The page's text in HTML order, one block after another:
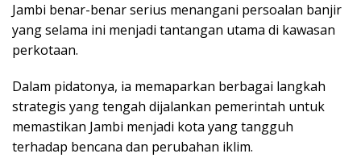
Jambi benar-benar serius menangani persoalan banjir
yang selama ini menjadi tantangan utama di kawasan
perkotaan.
Dalam pidatonya, ia memaparkan berbagai langkah
strategis yang tengah dijalankan pemerintah untuk
memastikan Jambi menjadi kota yang tangguh
terhadap bencana dan perubahan iklim.